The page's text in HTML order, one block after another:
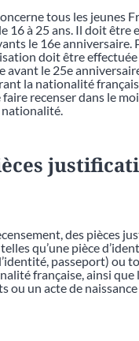
tous les jeunes
16 à 25 ans. Il doit être
le 16e anniversaire.
doit être effectuée
avant le 25e
la nationalité
recenser dans le
nationalité.
des pièces
qu’une pièce
passeport) ou
française, ainsi que
ou un acte de